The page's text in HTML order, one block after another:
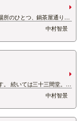
所のひとつ、鍋茶屋通りか
着物の展示会へ行ってきま
踊りも拝見でき、「日本」
昨年独立された唯一の古町
。 相変わらず素敵…
中村智景
続いては三十三間堂。
のびるお堂内陣の柱間が33
徴があるそう。 三十三とい
化身三十三身に基づく数な
は観音菩薩像が１…
中村智景